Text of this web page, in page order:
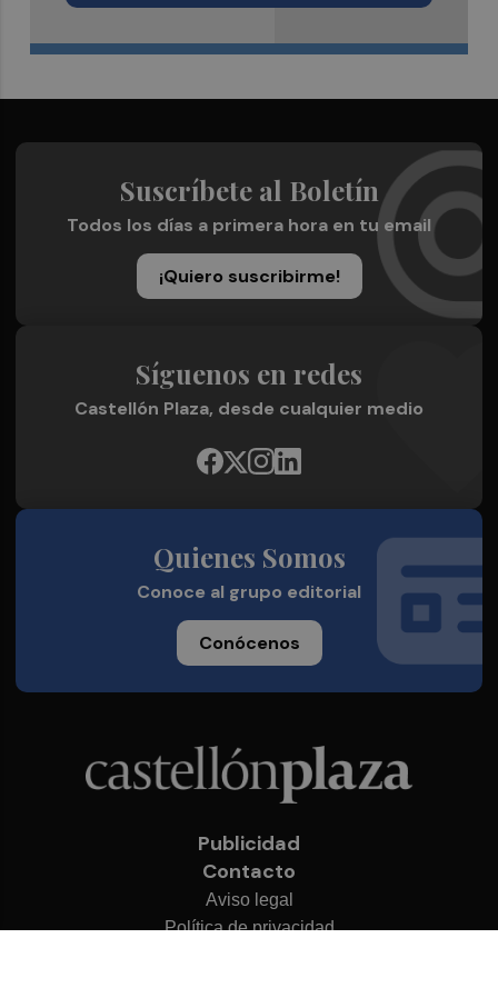
Suscríbete al Boletín
Todos los días a primera hora en tu email
¡Quiero suscribirme!
Síguenos en redes
Castellón Plaza, desde cualquier medio
Quienes Somos
Conoce al grupo editorial
Conócenos
Publicidad
Contacto
Aviso legal
Política de privacidad